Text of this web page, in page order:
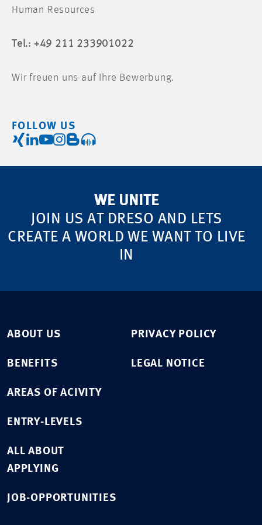
Human Resources
Tel.: +49 211 233901022
Wir freuen uns auf Ihre Bewerbung.
FOLLOW US
WE UNITE
JOIN US AT DRESO AND LETS
CREATE A WORLD WE WANT TO LIVE
IN
ABOUT US
BENEFITS
AREAS OF ACIVITY
ENTRY-LEVELS
ALL ABOUT
APPLYING
JOB-OPPORTUNITIES
PRIVACY POLICY
LEGAL NOTICE